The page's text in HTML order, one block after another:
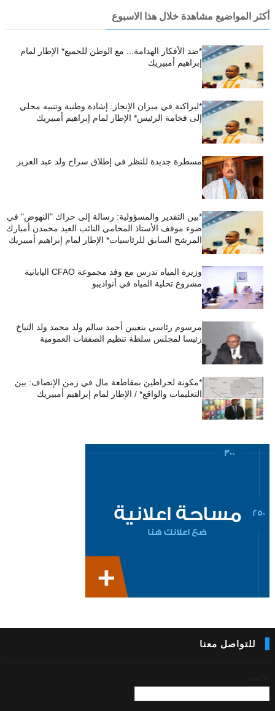
أكثر المواضيع مشاهدة خلال هذا الاسبوع
*ضد الأفكار الهدامة... مع الوطن للجميع* الإطار لمام
إبراهيم أمبيريك
*لبراكنة في ميزان الإنجاز: إشادة وطنية وتنبيه محلي
إلى فخامة الرئيس* الإطار لمام إبراهيم أمبيريك
مسطرة جديدة للنظر في إطلاق سراح ولد عبد العزيز
*بين التقدير والمسؤولية: رسالة إلى حراك "النهوض" في
ضوء موقف الأستاذ المحامي النائب العيد محمدن أمبارك
المرشح السابق للرئاسيات* الإطار لمام إبراهيم أمبيريك
وزيرة المياه تدرس مع وفد مجموعة CFAO اليابانية
مشروع تحلية المياه في أنواذيبو
مرسوم رئاسي بتعيين أحمد سالم ولد محمد ولد التباخ
رئيسا لمجلس سلطة تنظيم الصفقات العمومية
*مكونة لحراطين بمقاطعة مال في زمن الإنصاف: بين
التعليمات والواقع* / الإطار لمام إبراهيم أمبيريك
للتواصل معنا